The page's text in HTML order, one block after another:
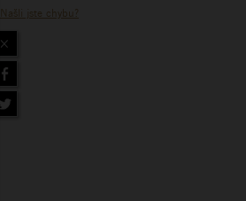
Našli jste chybu?
×